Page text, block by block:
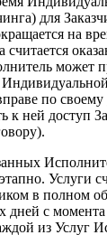
для
на
считается
может
по
к ней доступ
Услуги
в полном
дней с момента
из Услуг